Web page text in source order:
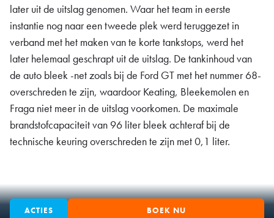
later uit de uitslag genomen. Waar het team in eerste
instantie nog naar een tweede plek werd teruggezet in
verband met het maken van te korte tankstops, werd het
later helemaal geschrapt uit de uitslag. De tankinhoud van
de auto bleek -net zoals bij de Ford GT met het nummer 68-
overschreden te zijn, waardoor Keating, Bleekemolen en
Fraga niet meer in de uitslag voorkomen. De maximale
brandstofcapaciteit van 96 liter bleek achteraf bij de
technische keuring overschreden te zijn met 0,1 liter.
ACTIES BOEK NU